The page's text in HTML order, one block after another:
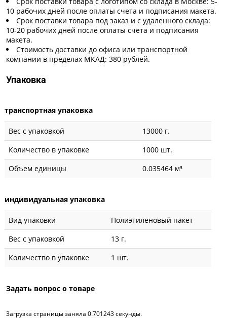
10 рабочих дней после оплаты счета и подписания макета.
Срок поставки товара под заказ и с удаленного склада:
10-20 рабочих дней после оплаты счета и подписания
макета.
Стоимость доставки до офиса или транспортной
компании в пределах МКАД: 380 рублей.
Упаковка
транспортная упаковка
Вес с упаковкой
13000 г.
Количество в упаковке
1000 шт.
Объем единицы
0.035464 м³
индивидуальная упаковка
Вид упаковки
Полиэтиленовый пакет
Вес с упаковкой
13 г.
Количество в упаковке
1 шт.
Задать вопрос о товаре
Загрузка страницы заняла 0.701243 секунды.